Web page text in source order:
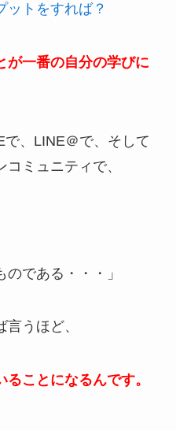
ットをすれば？
が一番の自分の学びに
、LINE＠で、そして
ミュニティで、
のである・・・」
うほど、
ことになるんです。